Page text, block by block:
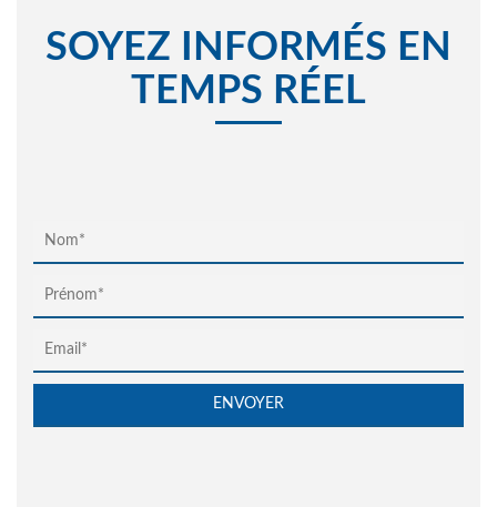
SOYEZ INFORMÉS EN
TEMPS RÉEL